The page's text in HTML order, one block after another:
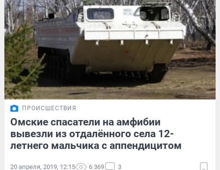
ПРОИСШЕСТВИЯ
Омские спасатели на амфибии
вывезли из отдалённого села 12-
летнего мальчика с аппендицитом
20 апреля, 2019, 12:15 6 369 3